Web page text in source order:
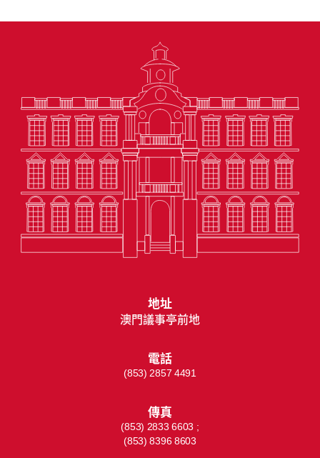
地址
澳門議事亭前地
電話
(853) 2857 4491
傳真
(853) 2833 6603 ;
(853) 8396 8603